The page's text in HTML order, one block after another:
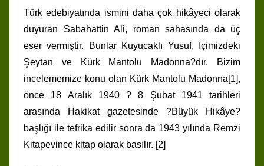
Türk edebiyatında ismini daha çok hikâyeci olarak
duyuran Sabahattin Ali, roman sahasında da üç
eser vermiştir. Bunlar Kuyucaklı Yusuf, İçimizdeki
Şeytan ve Kürk Mantolu Madonna?dır. Bizim
incelememize konu olan Kürk Mantolu Madonna[1],
önce 18 Aralık 1940 ? 8 Şubat 1941 tarihleri
arasında Hakikat gazetesinde ?Büyük Hikâye?
başlığı ile tefrika edilir sonra da 1943 yılında Remzi
Kitapevince kitap olarak basılır. [2]